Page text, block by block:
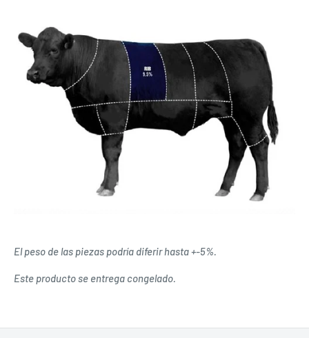
El peso de las piezas podría diferir hasta +-5%.
Este producto se entrega congelado.